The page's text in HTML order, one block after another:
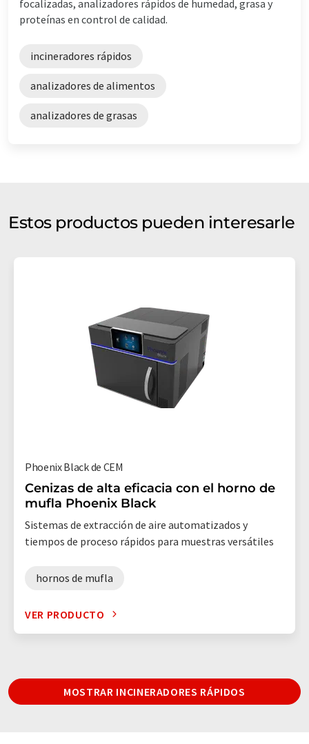
focalizadas, analizadores rápidos de humedad, grasa y
proteínas en control de calidad.
incineradores rápidos
analizadores de alimentos
analizadores de grasas
Estos productos pueden interesarle
Phoenix Black de CEM
Cenizas de alta eficacia con el horno de
mufla Phoenix Black
Sistemas de extracción de aire automatizados y
tiempos de proceso rápidos para muestras versátiles
hornos de mufla
VER PRODUCTO
MOSTRAR INCINERADORES RÁPIDOS